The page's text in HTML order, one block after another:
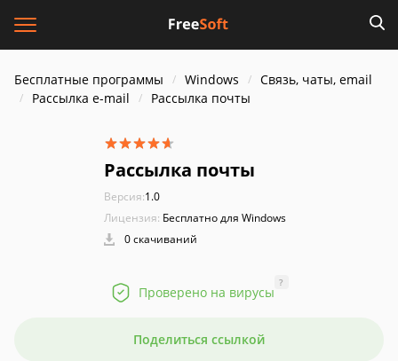
Бесплатные программы Windows
Связь, чаты, email
Рассылка e-mail
Рассылка почты
Рассылка почты
Версия:1.0
Лицензия: Бесплатно для Windows
0 скачиваний
Проверено на вирусы
?
Поделиться ссылкой